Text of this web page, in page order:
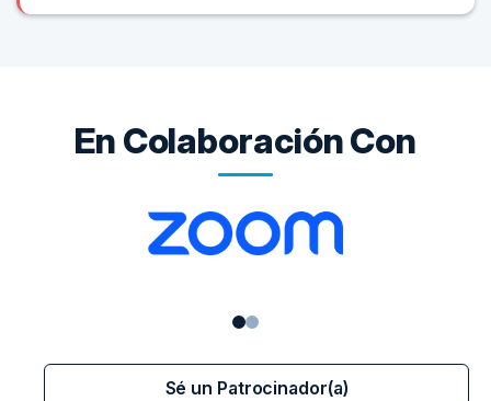
En Colaboración Con
Sé un Patrocinador(a)